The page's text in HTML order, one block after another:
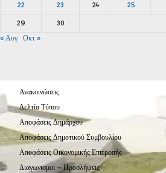
22 23 24 25
29
30
« Αυγ
Οκτ »
Ανακοινώσεις
Δελτία Τύπου
Αποφάσεις Δημάρχου
Αποφάσεις Δημοτικού Συμβουλίου
Αποφάσεις Οικονομικής Επιτροπής
Διαγωνισμοί – Προσλήψεις